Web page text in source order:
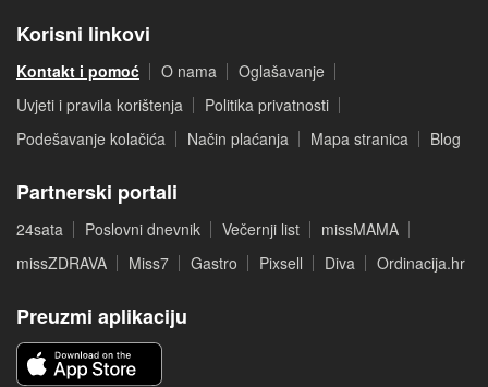
Korisni linkovi
Kontakt i pomoć O nama
Oglašavanje
Uvjeti i pravila korištenja
Politika privatnosti
Podešavanje kolačića
Način plaćanja Mapa stranica Blog
Partnerski portali
24sata Poslovni dnevnik Večernji list
missMAMA
missZDRAVA
Miss7 Gastro Pixsell Diva Ordinacija.hr
Preuzmi aplikaciju